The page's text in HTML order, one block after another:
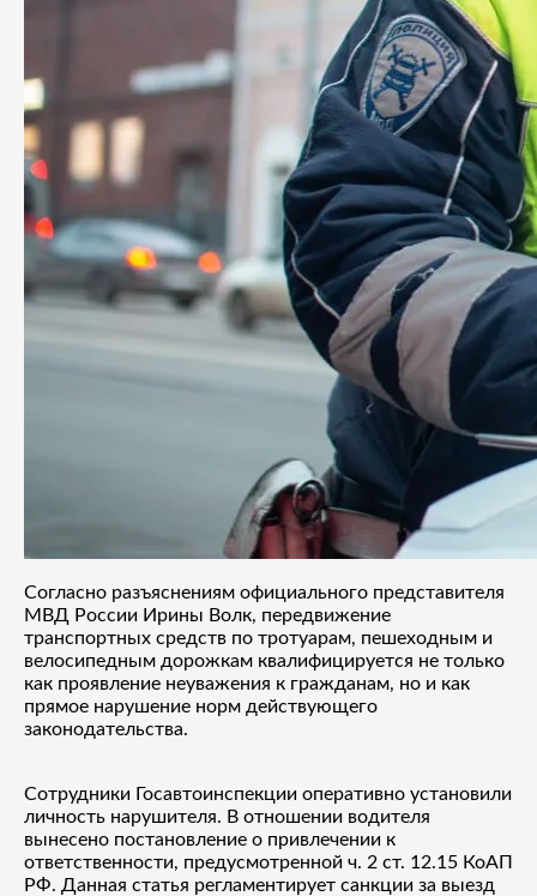
Согласно разъяснениям официального представителя
МВД России Ирины Волк, передвижение
транспортных средств по тротуарам, пешеходным и
велосипедным дорожкам квалифицируется не только
как проявление неуважения к гражданам, но и как
прямое нарушение норм действующего
законодательства.
Сотрудники Госавтоинспекции оперативно установили
личность нарушителя. В отношении водителя
вынесено постановление о привлечении к
ответственности, предусмотренной ч. 2 ст. 12.15 КоАП
РФ. Данная статья регламентирует санкции за выезд